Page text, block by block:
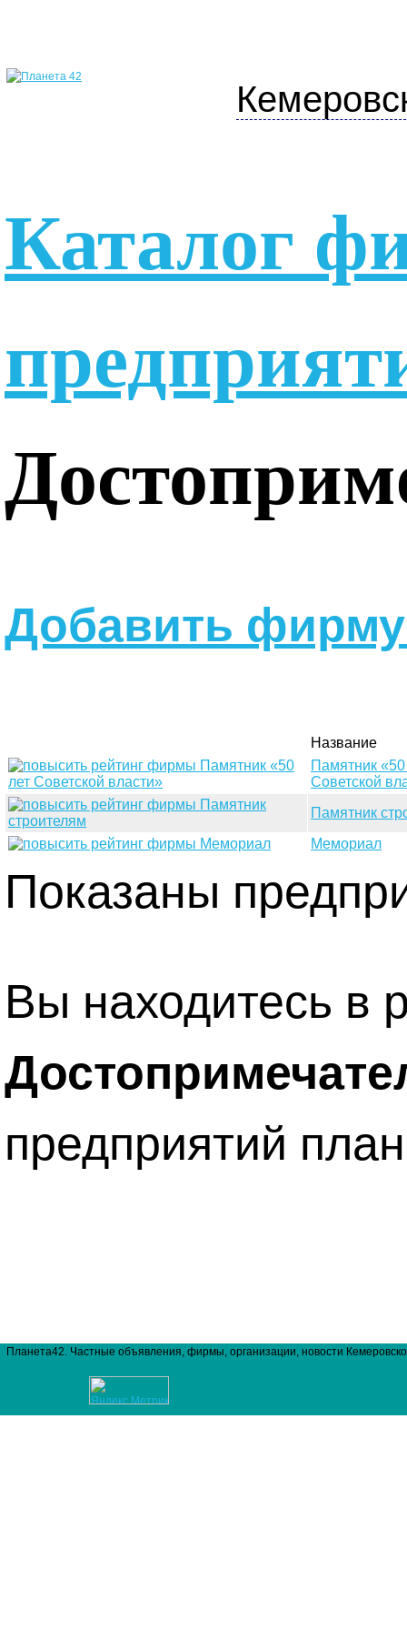
Каталог
Добавить фирму
Название
Памятник «50
Советской
Памятник
Мемориал
Показаны
Вы находитесь в
предприятий
Планета42. Частные объявления, фирмы, организации, новости